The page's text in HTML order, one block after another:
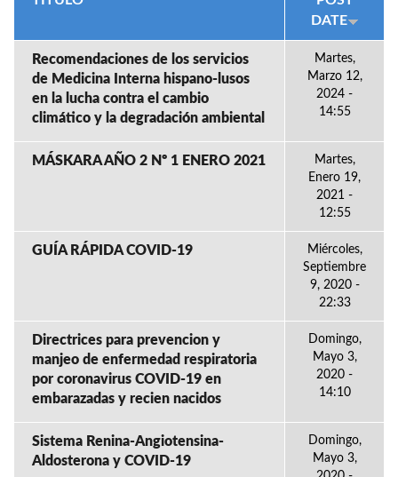
DATE
Recomendaciones de los servicios
de Medicina Interna hispano-lusos
en la lucha contra el cambio
climático y la degradación ambiental
Martes,
Marzo 12,
2024 -
14:55
MÁSKARA AÑO 2 Nº 1 ENERO 2021
Martes,
Enero 19,
2021 -
12:55
GUÍA RÁPIDA COVID-19
Miércoles,
Septiembre
9, 2020 -
22:33
Directrices para prevencion y
manjeo de enfermedad respiratoria
por coronavirus COVID-19 en
embarazadas y recien nacidos
Domingo,
Mayo 3,
2020 -
14:10
Sistema Renina-Angiotensina-
Aldosterona y COVID-19
Domingo,
Mayo 3,